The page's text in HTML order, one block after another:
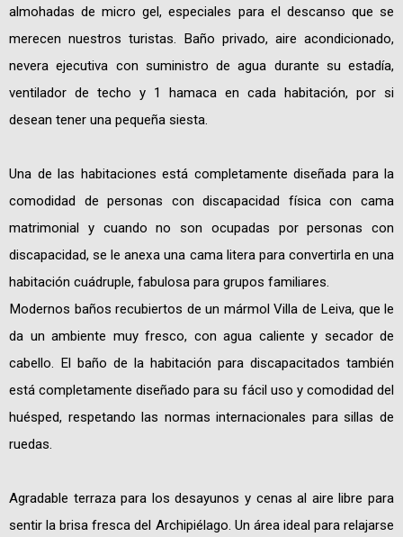
almohadas de micro gel, especiales para el descanso que se
merecen nuestros turistas. Baño privado, aire acondicionado,
nevera ejecutiva con suministro de agua durante su estadía,
ventilador de techo y 1 hamaca en cada habitación, por si
desean tener una pequeña siesta.
Una de las habitaciones está completamente diseñada para la
comodidad de personas con discapacidad física con cama
matrimonial y cuando no son ocupadas por personas con
discapacidad, se le anexa una cama litera para convertirla en una
habitación cuádruple, fabulosa para grupos familiares.
Modernos baños recubiertos de un mármol Villa de Leiva, que le
da un ambiente muy fresco, con agua caliente y secador de
cabello. El baño de la habitación para discapacitados también
está completamente diseñado para su fácil uso y comodidad del
huésped, respetando las normas internacionales para sillas de
ruedas.
Agradable terraza para los desayunos y cenas al aire libre para
sentir la brisa fresca del Archipiélago. Un área ideal para relajarse